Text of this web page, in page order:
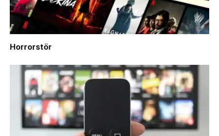
Horrorstör